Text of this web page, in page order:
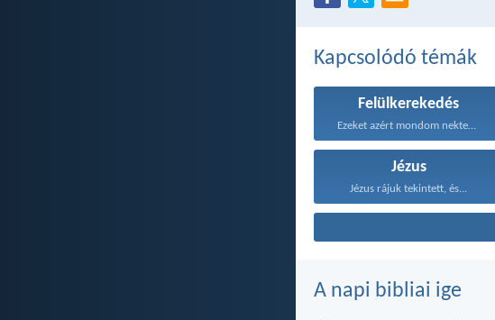
Kapcsolódó témák
Felülkerekedés
Ezeket azért mondom nektek...
Jézus
Jézus rájuk tekintett, és...
A napi bibliai ige